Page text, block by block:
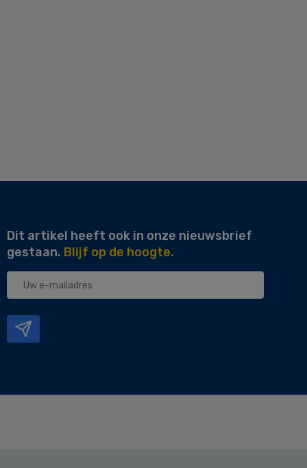
Dit artikel heeft ook in onze nieuwsbrief
gestaan. Blijf op de hoogte.
Uw